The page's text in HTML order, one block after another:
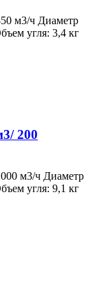
м3/ч Диаметр
угля: 3,4 кг
200
м3/ч Диаметр
угля: 9,1 кг